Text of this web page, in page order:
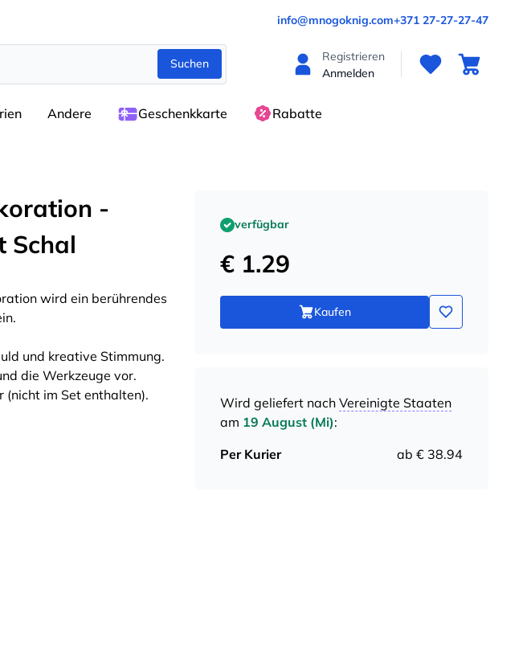
info@mnogoknig.com+371 27-27-27-47
Suchen
Registrieren
Anmelden
Andere Geschenkkarte Rabatte
-
Schal
wird ein berührendes
und kreative Stimmung.
die Werkzeuge vor.
(nicht im Set enthalten).
verfügbar
€ 1.29
Kaufen
Wird geliefert nach Vereinigte Staaten
am 19 August (Mi):
Per Kurier
ab € 38.94